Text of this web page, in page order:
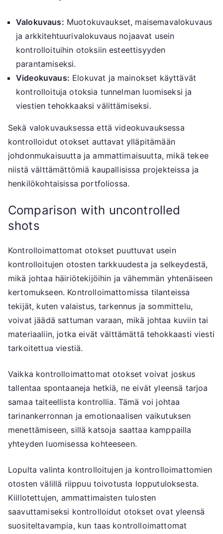
Valokuvaus: Muotokuvaukset, maisemavalokuvaus
ja arkkitehtuurivalokuvaus nojaavat usein
kontrolloituihin otoksiin esteettisyyden
parantamiseksi.
Videokuvaus: Elokuvat ja mainokset käyttävät
kontrolloituja otoksia tunnelman luomiseksi ja
viestien tehokkaaksi välittämiseksi.
Sekä valokuvauksessa että videokuvauksessa
kontrolloidut otokset auttavat ylläpitämään
johdonmukaisuutta ja ammattimaisuutta, mikä tekee
niistä välttämättömiä kaupallisissa projekteissa ja
henkilökohtaisissa portfoliossa.
Comparison with uncontrolled
shots
Kontrolloimattomat otokset puuttuvat usein
kontrolloitujen otosten tarkkuudesta ja selkeydestä,
mikä johtaa häiriötekijöihin ja vähemmän yhtenäiseen
kertomukseen. Kontrolloimattomissa tilanteissa
tekijät, kuten valaistus, tarkennus ja sommittelu,
voivat jäädä sattuman varaan, mikä johtaa kuviin tai
materiaaliin, jotka eivät välttämättä tehokkaasti viesti
tarkoitettua viestiä.
Vaikka kontrolloimattomat otokset voivat joskus
tallentaa spontaaneja hetkiä, ne eivät yleensä tarjoa
samaa taiteellista kontrollia. Tämä voi johtaa
tarinankerronnan ja emotionaalisen vaikutuksen
menettämiseen, sillä katsoja saattaa kamppailla
yhteyden luomisessa kohteeseen.
Lopulta valinta kontrolloitujen ja kontrolloimattomien
otosten välillä riippuu toivotusta lopputuloksesta.
Kiillotettujen, ammattimaisten tulosten
saavuttamiseksi kontrolloidut otokset ovat yleensä
suositeltavampia, kun taas kontrolloimattomat